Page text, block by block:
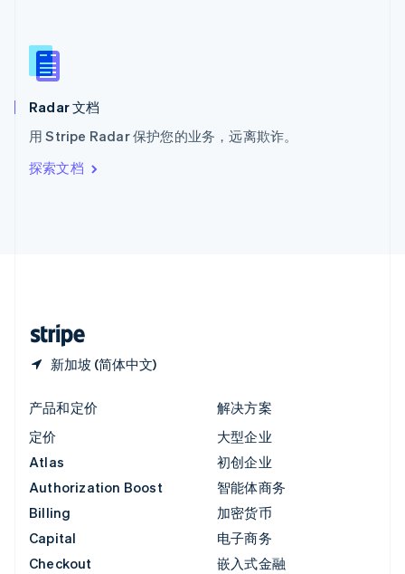
Radar 文档
用 Stripe Radar 保护您的业务，远离欺诈。
探索文档
新加坡 (简体中文)
新西兰
English
匈牙利
English
ItalianoEnglish
印度
English
产品和定价
定价
Atlas
Authorization Boost
Billing
Capital
Checkout
解决方案
大型企业
初创企业
智能体商务
加密货币
电子商务
嵌入式金融